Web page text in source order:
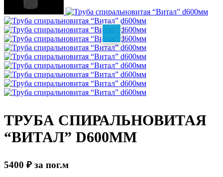
ТРУБА СПИРАЛЬНОВИТАЯ
“ВИТАЛ” D600ММ
5400 ₽ за пог.м